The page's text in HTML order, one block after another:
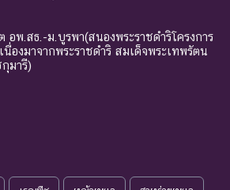
อพ.สธ.-ม.บูรพา(สนองพระราชดำริโครงการ
องมาจากพระราชดำริ สมเด็จพระเทพรัตน
มารี)